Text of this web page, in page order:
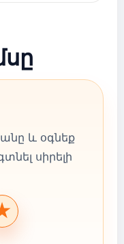
և օգնեք
սիրելի